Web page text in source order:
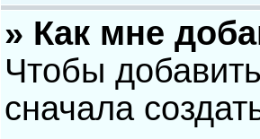
» Как мне
Чтобы
сначала